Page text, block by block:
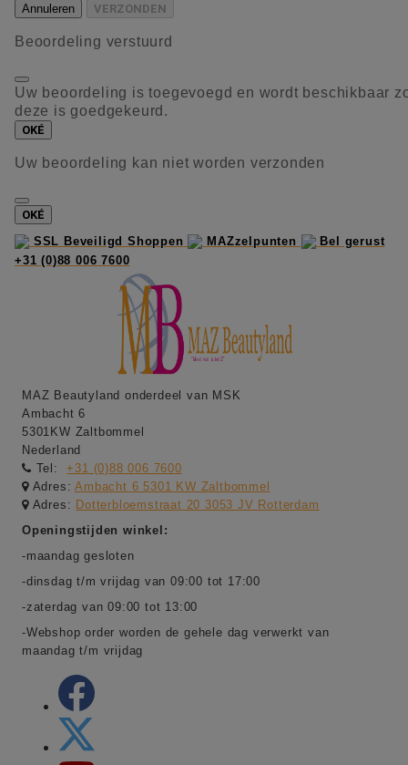
Annuleren VERZONDEN
Beoordeling verstuurd
Uw beoordeling is toegevoegd en wordt beschikbaar
deze is goedgekeurd.
OKÉ
Uw beoordeling kan niet worden verzonden
OKÉ
SSL Beveiligd Shoppen
MAZzelpunten
Bel gerust
+31 (0)88 006 7600
MAZ Beautyland onderdeel van MSK
Ambacht 6
5301KW Zaltbommel
Nederland
Tel:
+31 (0)88 006 7600
Adres:Ambacht 6 5301 KW Zaltbommel
Adres: Dotterbloemstraat 20 3053 JV Rotterdam
Openingstijden winkel:
-maandag gesloten
-dinsdag t/m vrijdag van 09:00 tot 17:00
-zaterdag van 09:00 tot 13:00
-Webshop order worden de gehele dag verwerkt van
maandag t/m vrijdag